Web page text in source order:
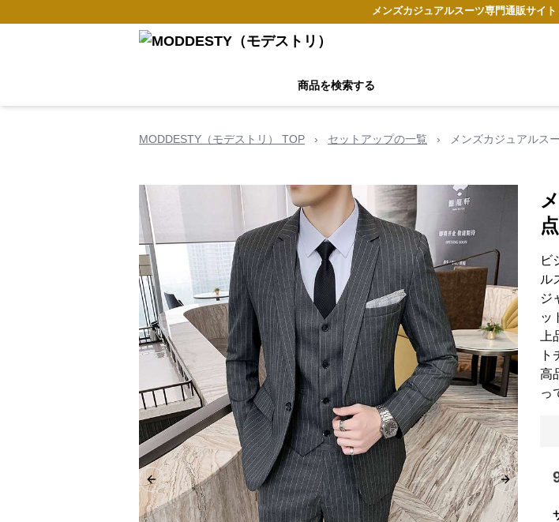
メンズカジュアルスーツ専門通販サイト
商品を検索する
MODDESTY（モデストリ） TOP › セットアップの一覧 › メンズカジュアルス
Previous slide Next slide
ビ
ル
ジ
ッ
ト
高
っ